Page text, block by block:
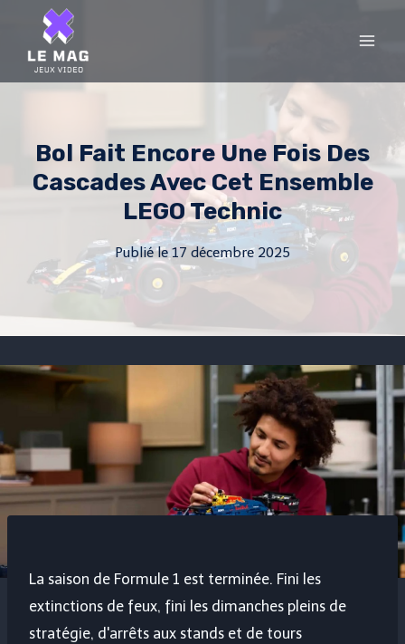
content
Bol Fait Encore Une Fois Des
Cascades Avec Cet Ensemble
LEGO Technic
Publié le 17 décembre 2025
La saison de Formule 1 est terminée. Fini les
extinctions de feux, fini les dimanches pleins de
stratégie, d'arrêts aux stands et de tours